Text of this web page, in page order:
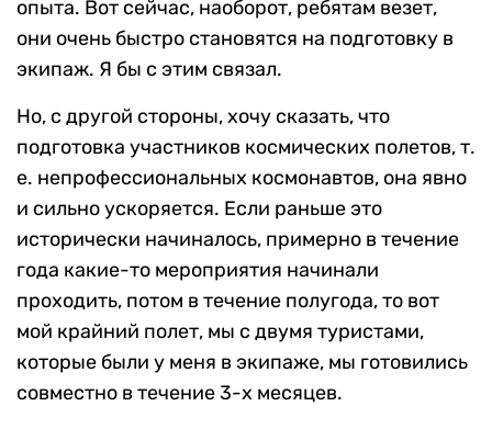
опыта. Вот сейчас, наоборот, ребятам везет,
они очень быстро становятся на подготовку в
экипаж. Я бы с этим связал.
Но, с другой стороны, хочу сказать, что
подготовка участников космических полетов, т.
е. непрофессиональных космонавтов, она явно
и сильно ускоряется. Если раньше это
исторически начиналось, примерно в течение
года какие-то мероприятия начинали
проходить, потом в течение полугода, то вот
мой крайний полет, мы с двумя туристами,
которые были у меня в экипаже, мы готовились
совместно в течение 3-х месяцев.